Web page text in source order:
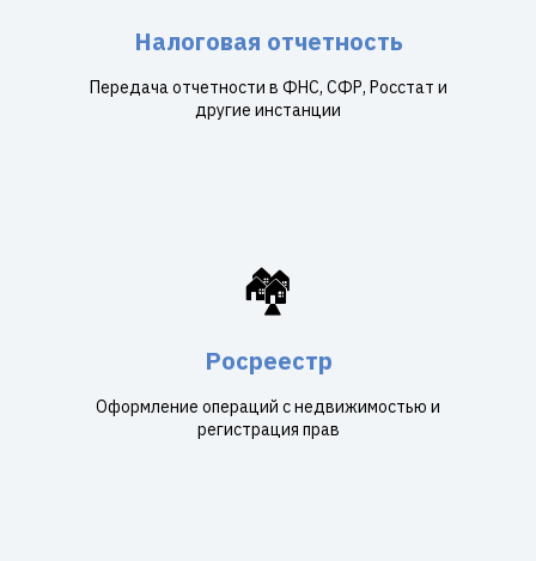
Налоговая отчетность
Передача отчетности в ФНС, СФР, Росстат и
другие инстанции
🏘️
Росреестр
Оформление операций с недвижимостью и
регистрация прав